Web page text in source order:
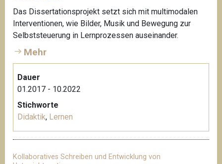
Das Dissertationsprojekt setzt sich mit multimodalen
Interventionen, wie Bilder, Musik und Bewegung zur
Selbststeuerung in Lernprozessen auseinander.
Mehr
Dauer
01.2017 - 10.2022
Stichworte
Didaktik, Lernen
Kollaboratives Schreiben und Entwicklung von